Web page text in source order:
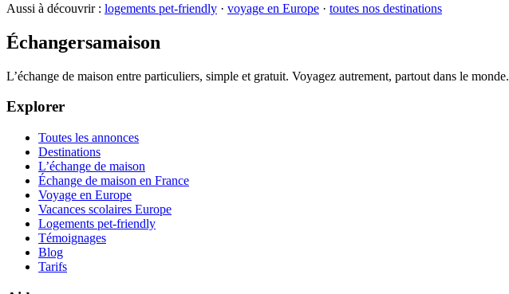
Aussi à découvrir : logements pet-friendly · voyage en Europe · toutes nos destinations
Échangersamaison
L’échange de maison entre particuliers, simple et gratuit. Voyagez autrement, partout dans le monde.
Explorer
Toutes les annonces
Destinations
L’échange de maison
Échange de maison en France
Voyage en Europe
Vacances scolaires Europe
Logements pet-friendly
Témoignages
Blog
Tarifs